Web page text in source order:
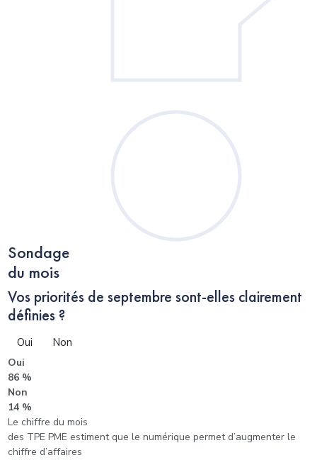
Sondage
du mois
Vos priorités de septembre sont-elles clairement
définies ?
Oui Non
Oui
86 %
Non
14 %
Le chiffre du mois
des TPE PME estiment que le numérique permet d’augmenter le
chiffre d’affaires